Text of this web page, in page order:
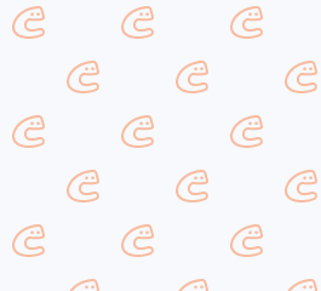
施工費用：約¥1,300,000